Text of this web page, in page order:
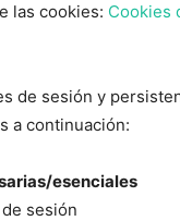
las cookies: Cookies
de sesión y
a continuación:
esenciales
sesión